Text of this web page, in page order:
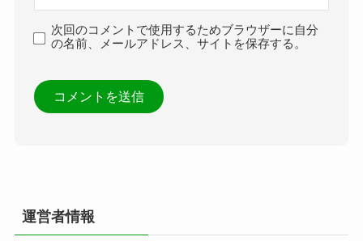
次回のコメントで使用するためブラウザーに自分
の名前、メールアドレス、サイトを保存する。
運営者情報